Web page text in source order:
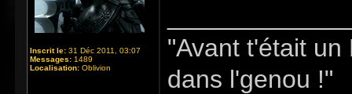
Inscrit le: 31 Déc 2011, 03:07
Messages: 1489
Localisation: Oblivion
"Avant t'était
dans l'genou !"